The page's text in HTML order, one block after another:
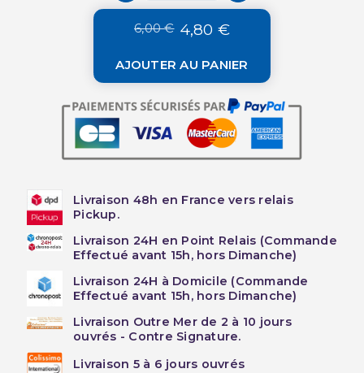
6,00 € 4,80 €
AJOUTER AU PANIER
Livraison 48h en France vers relais
Pickup.
Livraison 24H en Point Relais (Commande
Effectué avant 15h, hors Dimanche)
Livraison 24H à Domicile (Commande
Effectué avant 15h, hors Dimanche)
Livraison Outre Mer de 2 à 10 jours
ouvrés - Contre Signature.
Livraison 5 à 6 jours ouvrés